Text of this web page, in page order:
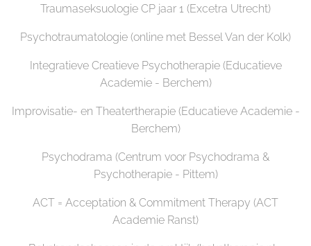
Traumaseksuologie CP jaar 1 (Excetra Utrecht)
Psychotraumatologie (online met Bessel Van der Kolk)
Integratieve Creatieve Psychotherapie (Educatieve
Academie - Berchem)
Improvisatie- en Theatertherapie (Educatieve Academie -
Berchem)
Psychodrama (Centrum voor Psychodrama &
Psychotherapie - Pittem)
ACT = Acceptation & Commitment Therapy (ACT
Academie Ranst)